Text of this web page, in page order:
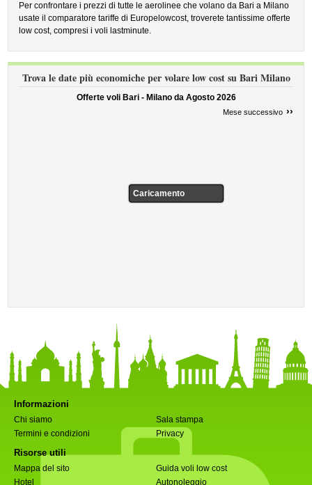
Per confrontare i prezzi di tutte le aerolinee che volano da Bari a Milano
usate il comparatore tariffe di Europelowcost, troverete tantissime offerte
low cost, compresi i voli lastminute.
Trova le date più economiche per volare low cost su Bari Milano
Offerte voli Bari - Milano da Agosto 2026
Mese successivo ››
Caricamento
Informazioni
Chi siamo
Sala stampa
Termini e condizioni
Privacy
Risorse utili
Mappa del sito
Guida voli low cost
Hotel
Autonoleggio